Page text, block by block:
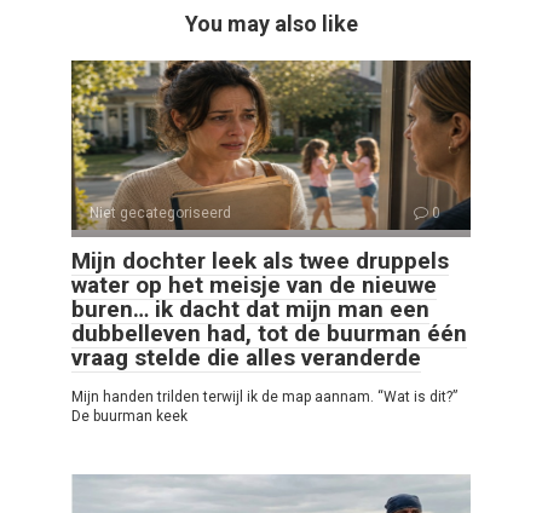
You may also like
Niet gecategoriseerd 0
Mijn dochter leek als twee druppels
water op het meisje van de nieuwe
buren… ik dacht dat mijn man een
dubbelleven had, tot de buurman één
vraag stelde die alles veranderde
Mijn handen trilden terwijl ik de map aannam. “Wat is dit?”
De buurman keek